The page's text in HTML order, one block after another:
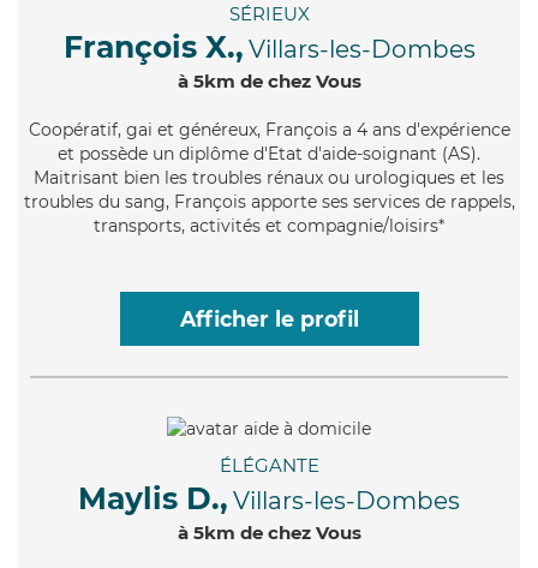
SÉRIEUX
François X., Villars-les-Dombes
à 5km de chez Vous
Coopératif, gai et généreux, François a 4 ans d'expérience
et possède un diplôme d'Etat d'aide-soignant (AS).
Maitrisant bien les troubles rénaux ou urologiques et les
troubles du sang, François apporte ses services de rappels,
transports, activités et compagnie/loisirs*
Afficher le profil
ÉLÉGANTE
Maylis D., Villars-les-Dombes
à 5km de chez Vous